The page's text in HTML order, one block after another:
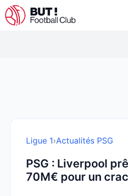
Aller
au
Ligue 1›Actualités PSG
PSG : Liverpool
70M€ pour un